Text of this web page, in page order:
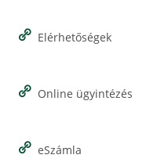
Elérhetőségek
Online ügyintézés
eSzámla